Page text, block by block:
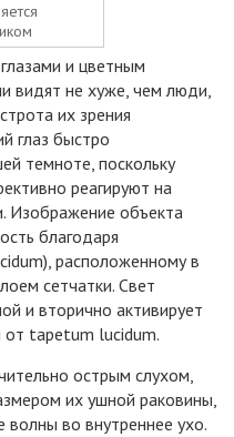
и цветным
видят не хуже, чем люди,
их зрения
глаз быстро
темноте, поскольку
реагируют на
Изображение объекта
благодаря
расположенному в
сетчатки. Свет
и вторично активирует
от tapetum lucidum.
острым слухом,
их ушной раковины,
во внутреннее ухо.